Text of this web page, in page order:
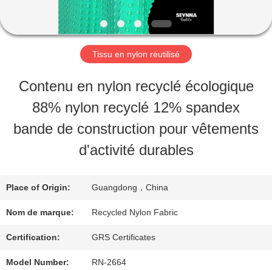
SHOW
SUJET
DE
VISITE
D'USINE
CONTRÔLE
Tissu en nylon réutilisé
Contenu en nylon recyclé écologique
88% nylon recyclé 12% spandex
bande de construction pour vêtements
d'activité durables
Place of Origin: Guangdong，China
Nom de marque: Recycled Nylon Fabric
Certification: GRS Certificates
Model Number: RN-2664